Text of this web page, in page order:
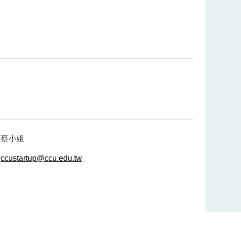
蔡小姐
ccustartup@ccu.edu.tw